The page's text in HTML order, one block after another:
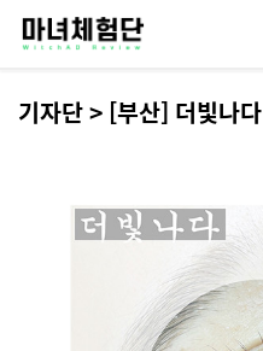
기자단 > [부산] 더빛나다